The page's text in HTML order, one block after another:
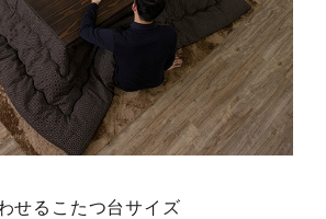
せるこたつ台サイズ